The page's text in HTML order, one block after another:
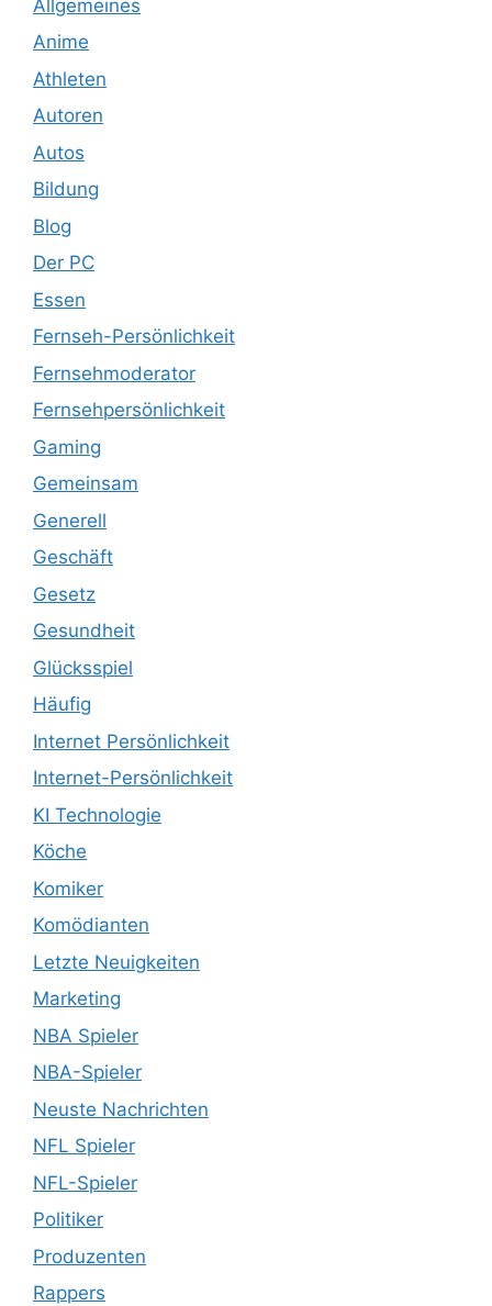
Allgemeines
Anime
Athleten
Autoren
Autos
Bildung
Blog
Der PC
Essen
Fernseh-Persönlichkeit
Fernsehmoderator
Fernsehpersönlichkeit
Gaming
Gemeinsam
Generell
Geschäft
Gesetz
Gesundheit
Glücksspiel
Häufig
Internet Persönlichkeit
Internet-Persönlichkeit
KI Technologie
Köche
Komiker
Komödianten
Letzte Neuigkeiten
Marketing
NBA Spieler
NBA-Spieler
Neuste Nachrichten
NFL Spieler
NFL-Spieler
Politiker
Produzenten
Rappers